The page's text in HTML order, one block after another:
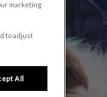
marketing
to adjust
All